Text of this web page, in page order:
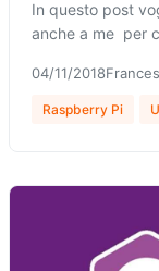
In questo post
anche a me per
04/11/2018
Raspberry Pi